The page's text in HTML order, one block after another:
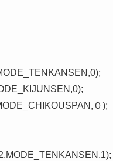
０);